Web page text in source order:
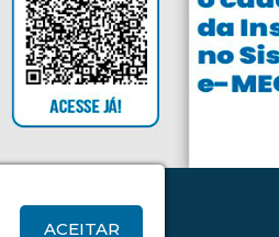
TikTokACEITAR